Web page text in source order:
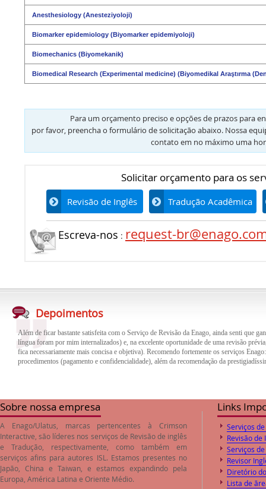
Anesthesiology (Anesteziyoloji)
Biomarker epidemiology (Biyomarker epidemiyoloji)
Biomechanics (Biyomekanik)
Biomedical Research (Experimental medicine) (Biyomedikal Araştırma
Para um orçamento preciso e opções de prazos para
por favor, preencha o formulário de solicitação abaixo. Nossa
contato em no máximo uma
Solicitar orçamento para os
Revisão de Inglês Tradução Acadêmica
Escreva-nos : request-
Depoimentos
língua foram por mim internalizados) e, na excelente oportunidade de uma revisão
fica necessariamente mais concisa e objetiva). Recomendo fortemente os serviços
Sobre nossa empresa
A Enago/Ulatus, marcas pertencentes à Crimson
Interactive, são líderes nos serviços de Revisão de inglês
e Tradução, respectivamente, como também em
serviços afins para autores ISL. Estamos presentes no
Japão, China e Taiwan, e estamos expandindo pela
Europa, América Latina e Oriente Médio.
Links
Serviços
Revisão de
Serviços
Revisor
Diretório
Lista de